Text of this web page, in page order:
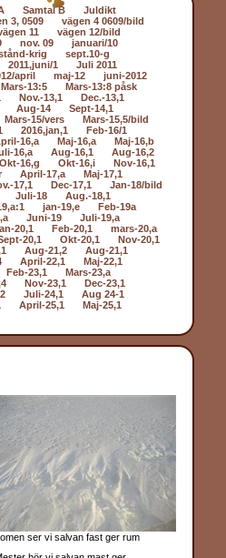
Samtal B
Juldikt
3, 0509
vägen 4 0609/bild
11
vägen 12/bild
nov. 09
januari/10
krig
sept.10-g
2011,juni/1
Juli 2011
april maj-12
juni-2012
Mars-13:5
Mars-13:8 påsk
Nov.-13,1
Dec.-13,1
Aug-14
Sept-14,1
Mars-15/vers
Mars-15,5/bild
2016,jan,1
Feb-16/1
16,a Maj-16,a
Maj-16,b
16,a Aug-16,1
Aug-16,2
Okt-16,g Okt-16,i
Nov-16,1
April-17,a
Maj-17,1
17,1 Dec-17,1
Jan-18/bild
Juli-18
Aug.-18,1
jan-19,e
Feb-19a
Juni-19
Juli-19,a
20,1 Feb-20,1
mars-20,a
20,1 Okt-20,1
Nov-20,1
Aug-21,2
Aug-21,1
April-22,1
Maj-22,1
Feb-23,1
Mars-23,a
Nov-23,1
Dec-23,1
Juli-24,1
Aug 24-1
April-25,1
Maj-25,1
ser vi salvan fast ger rum